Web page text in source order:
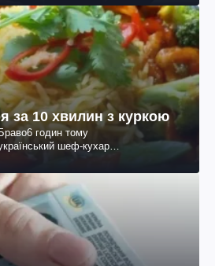
за 10 хвилин з куркою
6 годин тому
шеф-кухар